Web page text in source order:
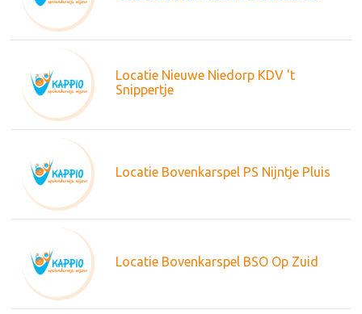
Locatie Nieuwe Niedorp KDV 't
Snippertje
Locatie Bovenkarspel PS Nijntje Pluis
Locatie Bovenkarspel BSO Op Zuid